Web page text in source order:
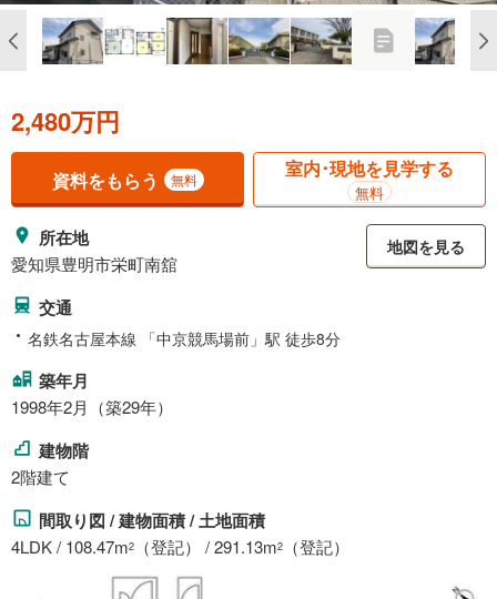
2,480万円
資料をもらう 無料 室内･現地を見学する
無料
所在地
愛知県豊明市栄町南舘
地図を見る
交通
名鉄名古屋本線 「中京競馬場前」駅 徒歩8分
築年月
1998年2月（築29年）
建物階
2階建て
間取り図 / 建物面積 / 土地面積
4LDK / 108.47m2 （登記） / 291.13m2 （登記）